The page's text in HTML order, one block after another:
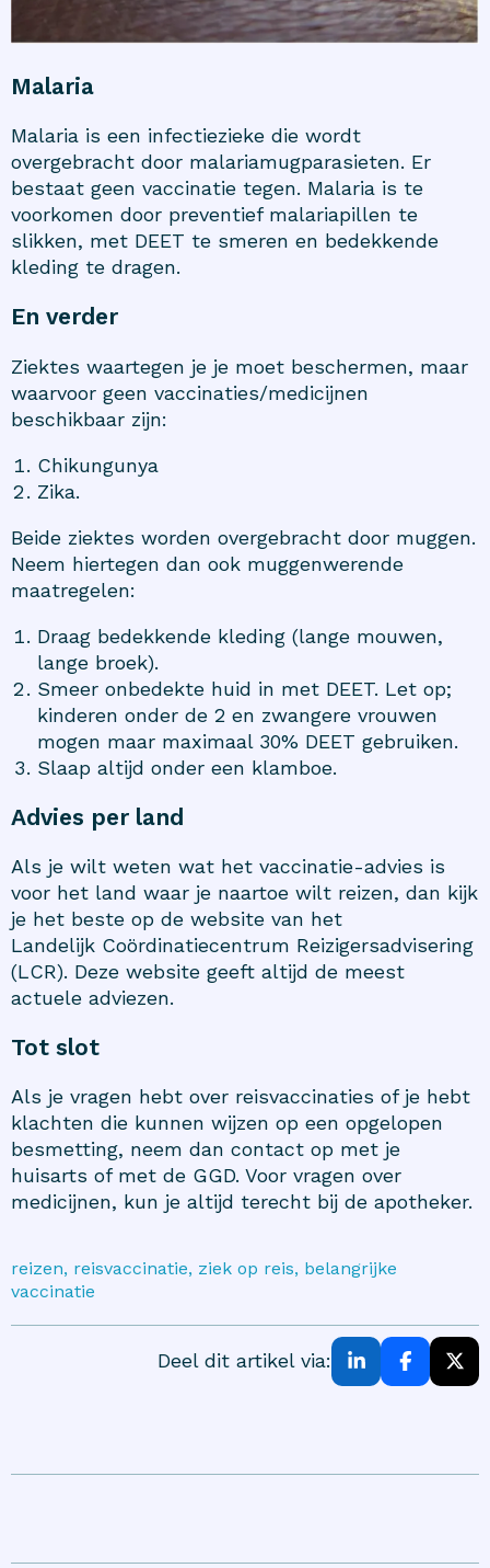
Malaria
Malaria is een infectiezieke die wordt
overgebracht door malariamugparasieten. Er
bestaat geen vaccinatie tegen. Malaria is te
voorkomen door preventief malariapillen te
slikken, met DEET te smeren en bedekkende
kleding te dragen.
En verder
Ziektes waartegen je je moet beschermen, maar
waarvoor geen vaccinaties/medicijnen
beschikbaar zijn:
Chikungunya
Zika.
Beide ziektes worden overgebracht door muggen.
Neem hiertegen dan ook muggenwerende
maatregelen:
Draag bedekkende kleding (lange mouwen,
lange broek).
Smeer onbedekte huid in met DEET. Let op;
kinderen onder de 2 en zwangere vrouwen
mogen maar maximaal 30% DEET gebruiken.
Slaap altijd onder een klamboe.
Advies per land
Als je wilt weten wat het vaccinatie-advies is
voor het land waar je naartoe wilt reizen, dan kijk
je het beste op de website van het
Landelijk Coördinatiecentrum Reizigersadvisering
(LCR). Deze website geeft altijd de meest
actuele adviezen.
Tot slot
Als je vragen hebt over reisvaccinaties of je hebt
klachten die kunnen wijzen op een opgelopen
besmetting, neem dan contact op met je
huisarts of met de GGD. Voor vragen over
medicijnen, kun je altijd terecht bij de apotheker.
reizen, reisvaccinatie, ziek op reis, belangrijke
vaccinatie
Deel dit artikel via: